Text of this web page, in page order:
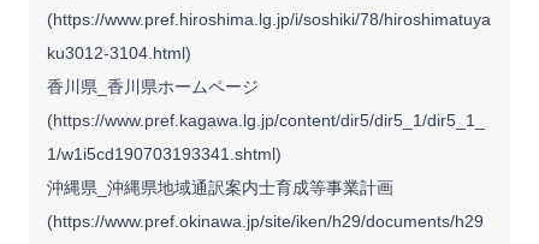
(https://www.pref.hiroshima.lg.jp/i/soshiki/78/hiroshimatuya
ku3012-3104.html)
香川県_香川県ホームページ
(https://www.pref.kagawa.lg.jp/content/dir5/dir5_1/dir5_1_
1/w1i5cd190703193341.shtml)
沖縄県_沖縄県地域通訳案内士育成等事業計画
(https://www.pref.okinawa.jp/site/iken/h29/documents/h29